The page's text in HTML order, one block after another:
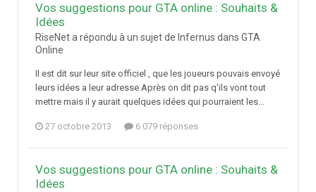
Vos suggestions pour GTA online : Souhaits &
Idées
RiseNet a répondu à un sujet de Infernus dans GTA
Online
Il est dit sur leur site officiel , que les joueurs pouvais envoyé
leurs idées a leur adresse Après on dit pas q'ils vont tout
mettre mais il y aurait quelques idées qui pourraient les...
27 octobre 2013 6 079 réponses
Vos suggestions pour GTA online : Souhaits &
Idées